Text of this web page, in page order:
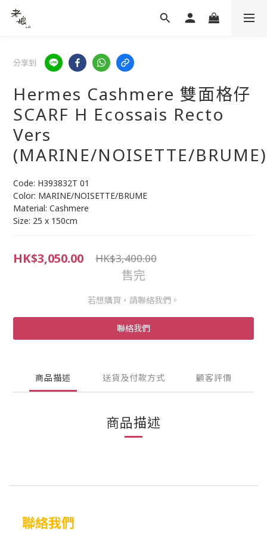
分享到
Hermes Cashmere 雙面格仔
SCARF H Ecossais Recto
Vers
(MARINE/NOISETTE/BRUME)
Code: H393832T 01
Color: MARINE/NOISETTE/BRUME
Material: Cashmere
Size: 25 x 150cm
HK$3,050.00 HK$3,400.00
售完
若想購買，請聯絡我們。
聯絡我們
商品描述 送貨及付款方式 顧客評價
商品描述
聯絡我們